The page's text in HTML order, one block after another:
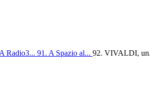
Radio3... 91. A Spazio al... 92. VIVALDI,